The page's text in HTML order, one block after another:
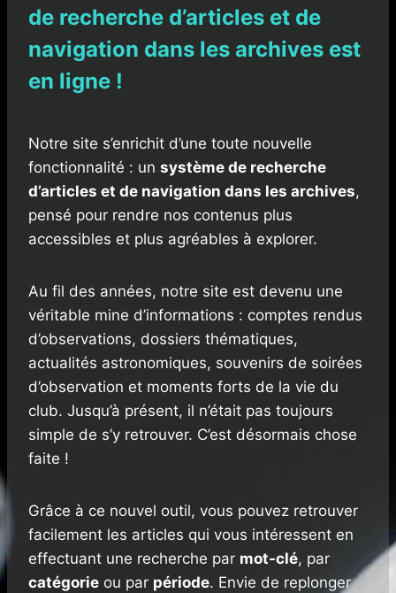
de recherche d’articles et de
navigation dans les archives est
en ligne !
Notre site s’enrichit d’une toute nouvelle
fonctionnalité : un système de recherche
d’articles et de navigation dans les archives,
pensé pour rendre nos contenus plus
accessibles et plus agréables à explorer.
Au fil des années, notre site est devenu une
véritable mine d’informations : comptes rendus
d’observations, dossiers thématiques,
actualités astronomiques, souvenirs de soirées
d’observation et moments forts de la vie du
club. Jusqu’à présent, il n’était pas toujours
simple de s’y retrouver. C’est désormais chose
faite !
Grâce à ce nouvel outil, vous pouvez retrouver
facilement les articles qui vous intéressent en
effectuant une recherche par mot-clé, par
catégorie ou par période. Envie de replonger